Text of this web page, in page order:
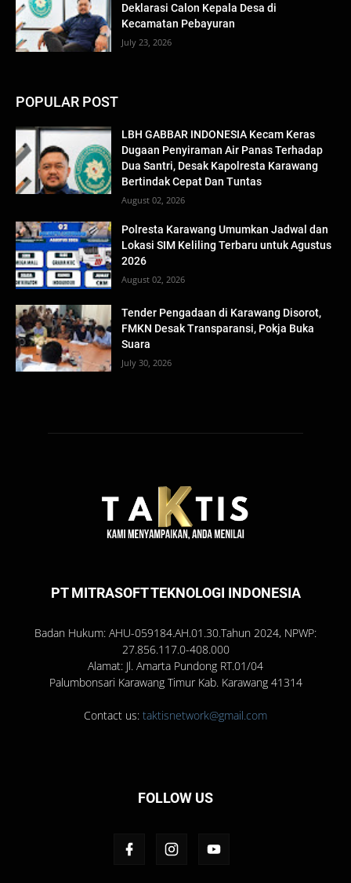
Deklarasi Calon Kepala Desa di
Kecamatan Pebayuran
July 23, 2026
POPULAR POST
LBH GABBAR INDONESIA Kecam Keras
Dugaan Penyiraman Air Panas Terhadap
Dua Santri, Desak Kapolresta Karawang
Bertindak Cepat Dan Tuntas
August 02, 2026
Polresta Karawang Umumkan Jadwal dan
Lokasi SIM Keliling Terbaru untuk Agustus
2026
August 02, 2026
Tender Pengadaan di Karawang Disorot,
FMKN Desak Transparansi, Pokja Buka
Suara
July 30, 2026
PT MITRASOFT TEKNOLOGI INDONESIA
Badan Hukum: AHU-059184.AH.01.30.Tahun 2024, NPWP:
27.856.117.0-408.000
Alamat: Jl. Amarta Pundong RT.01/04
Palumbonsari Karawang Timur Kab. Karawang 41314
Contact us: taktisnetwork@gmail.com
FOLLOW US